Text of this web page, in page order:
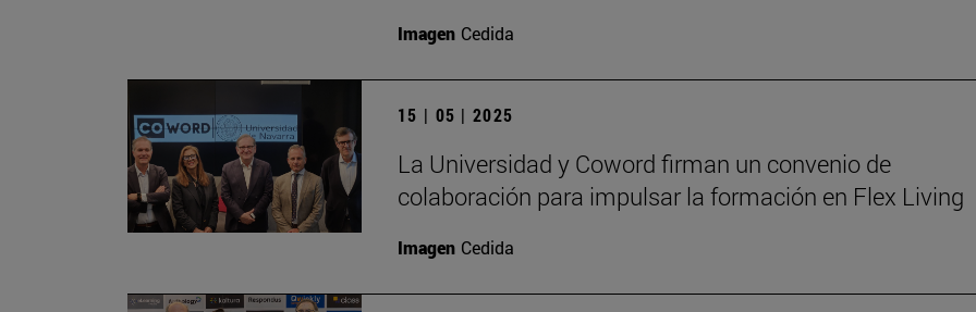
Imagen Cedida
15 | 05 | 2025
La Universidad y Coword firman un convenio de
colaboración para impulsar la formación en Flex Living
Imagen Cedida